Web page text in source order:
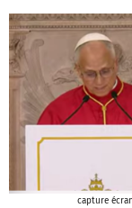
capture écran